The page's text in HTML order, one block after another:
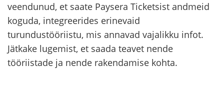
veendunud, et saate Paysera Ticketsist andmeid
koguda, integreerides erinevaid
turundustööriistu, mis annavad vajalikku infot.
Jätkake lugemist, et saada teavet nende
tööriistade ja nende rakendamise kohta.